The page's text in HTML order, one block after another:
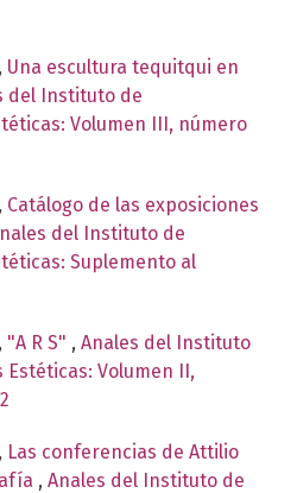
Una escultura tequitqui en
del Instituto de
Volumen III, número
Catálogo de las exposiciones
del Instituto de
Suplemento al
"A R S" , Anales del Instituto
Volumen II,
Las conferencias de Attilio
, Anales del Instituto de